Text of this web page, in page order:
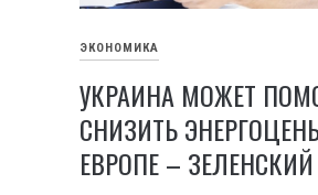
ЭКОНОМИКА
УКРАИНА МОЖЕТ
СНИЗИТЬ
ЕВРОПЕ – ЗЕЛЕНСКИЙ